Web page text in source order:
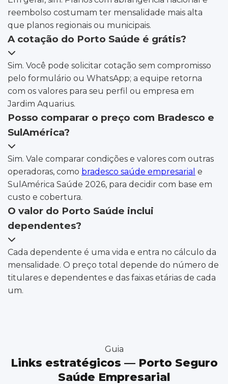
reembolso costumam ter mensalidade mais alta
que planos regionais ou municipais.
A cotação do Porto Saúde é grátis?
Sim. Você pode solicitar cotação sem compromisso
pelo formulário ou WhatsApp; a equipe retorna
com os valores para seu perfil ou empresa em
Jardim Aquarius.
Posso comparar o preço com Bradesco e
SulAmérica?
Sim. Vale comparar condições e valores com outras
operadoras, como bradesco saúde empresarial e
SulAmérica Saúde 2026, para decidir com base em
custo e cobertura.
O valor do Porto Saúde inclui
dependentes?
Cada dependente é uma vida e entra no cálculo da
mensalidade. O preço total depende do número de
titulares e dependentes e das faixas etárias de cada
um.
Guia
Links estratégicos — Porto Seguro
Saúde Empresarial